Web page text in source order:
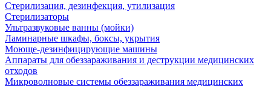
Стерилизация, дезинфекция, утилизация
Стерилизаторы
Ультразвуковые ванны (мойки)
Ламинарные шкафы, боксы, укрытия
Моюще-дезинфицирующие машины
Аппараты для обеззараживания и деструкции медицинских
отходов
Микроволновые системы обеззараживания медицинских